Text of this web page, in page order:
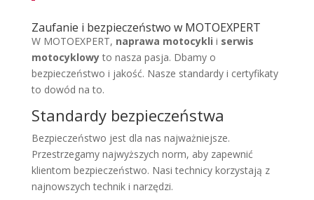
Zaufanie i bezpieczeństwo w MOTOEXPERT
W MOTOEXPERT, naprawa motocykli i serwis
motocyklowyto nasza pasja. Dbamy o
bezpieczeństwo i jakość. Nasze standardy i certyfikaty
to dowód na to.
Standardy bezpieczeństwa
Bezpieczeństwo jest dla nas najważniejsze.
Przestrzegamy najwyższych norm, aby zapewnić
klientom bezpieczeństwo. Nasi technicy korzystają z
najnowszych technik i narzędzi.